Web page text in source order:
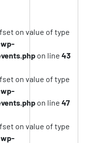
on value of type
on line 43
on value of type
on line 47
on value of type